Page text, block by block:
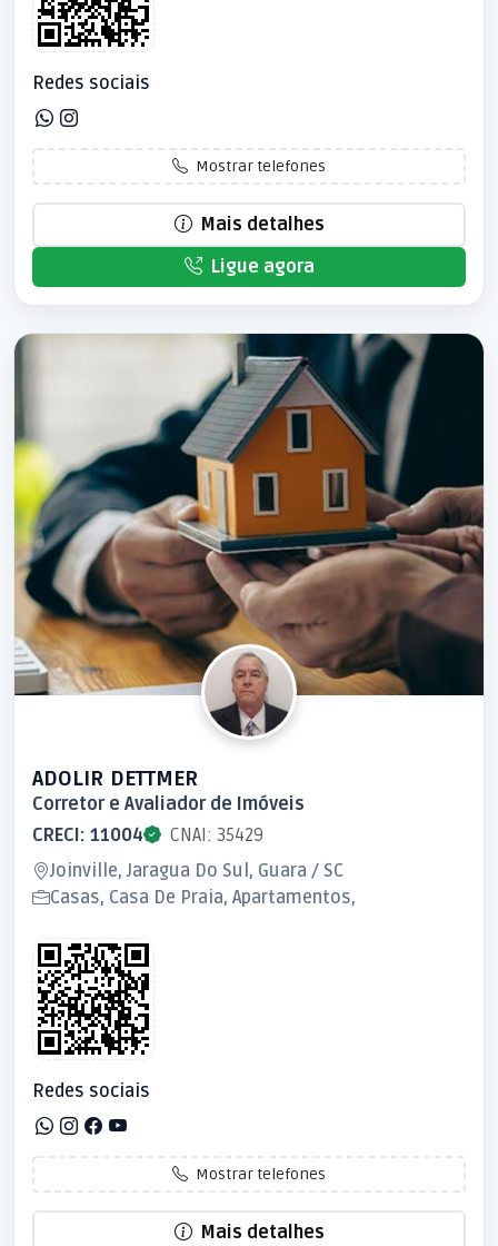
Redes sociais
Mostrar telefones
Mais detalhes
Ligue agora
ADOLIR DETTMER
Corretor e Avaliador de Imóveis
CRECI: 11004
CNAI: 35429
Joinville, Jaragua Do Sul, Guara / SC
Casas, Casa De Praia, Apartamentos,
Redes sociais
Mostrar telefones
Mais detalhes